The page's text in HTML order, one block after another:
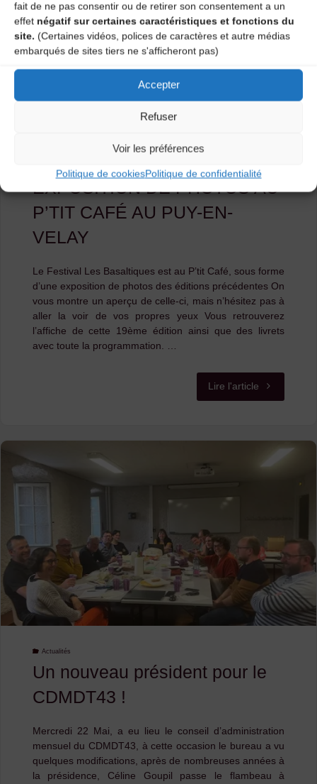
fait de ne pas consentir ou de retirer son consentement a un
effet négatif sur certaines caractéristiques et fonctions du
site. (Certaines vidéos, polices de caractères et autre médias
embarqués de sites tiers ne s'afficheront pas)
Accepter
Refuser
Voir les préférences
Politique de cookiesPolitique de confidentialité
conférence
de
presse
du
EXPOSITION DE PHOTOS AU
P’TIT CAFÉ AU PUY-EN-
VELAY
Le Festival Les Basaltiques est au P’tit Café, sous forme
d’une exposition de photos des éditions précédentes On
vous montre un aperçu de celle-ci, mais n’hésitez pas à
aller la voir de vos propres yeux Vous retrouverez
l’affiche de cette 19ème édition ainsi que des livrets
avec toute la programmation. …
Lire l'article
PHOTOS
AU
PUY-
EN-
Actualités
Un nouveau président pour le
CDMDT43 !
Mercredi 22 Mai, a eu lieu le conseil d’administration
mensuel du CDMDT43, à cette occasion le bureau a vu
quelques modifications, après de nombreuses années à
la présidence, Céline Goupil passe le flambeau à